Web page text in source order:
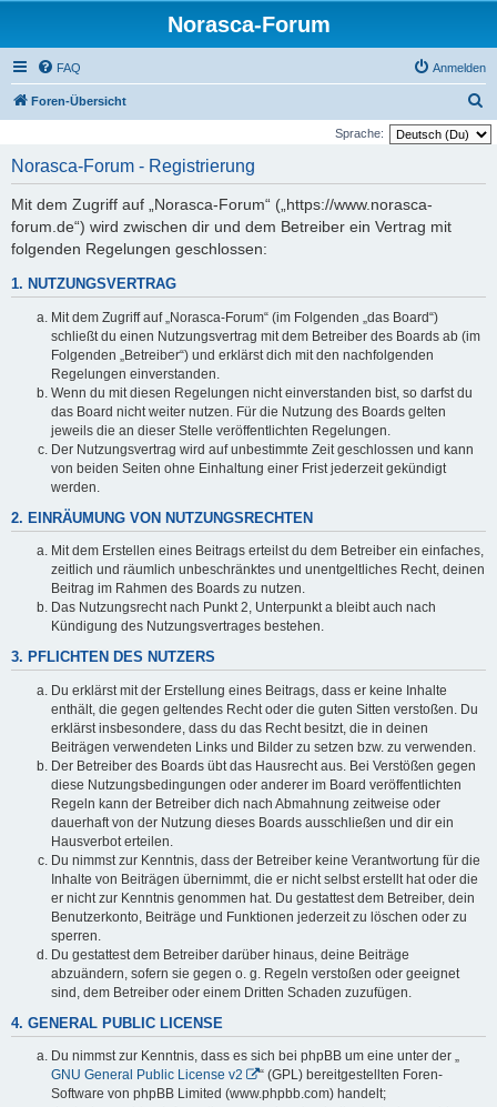
Norasca-Forum
FAQ Anmelden
Foren-Übersicht
u
Sprache:
Norasca-Forum - Registrierung
Mit dem Zugriff auf „Norasca-Forum“ („https://www.norasca-
forum.de“) wird zwischen dir und dem Betreiber ein Vertrag mit
folgenden Regelungen geschlossen:
1. NUTZUNGSVERTRAG
Mit dem Zugriff auf „Norasca-Forum“ (im Folgenden „das Board“)
schließt du einen Nutzungsvertrag mit dem Betreiber des Boards ab (im
Folgenden „Betreiber“) und erklärst dich mit den nachfolgenden
Regelungen einverstanden.
Wenn du mit diesen Regelungen nicht einverstanden bist, so darfst du
das Board nicht weiter nutzen. Für die Nutzung des Boards gelten
jeweils die an dieser Stelle veröffentlichten Regelungen.
Der Nutzungsvertrag wird auf unbestimmte Zeit geschlossen und kann
von beiden Seiten ohne Einhaltung einer Frist jederzeit gekündigt
werden.
2. EINRÄUMUNG VON NUTZUNGSRECHTEN
Mit dem Erstellen eines Beitrags erteilst du dem Betreiber ein einfaches,
zeitlich und räumlich unbeschränktes und unentgeltliches Recht, deinen
Beitrag im Rahmen des Boards zu nutzen.
Das Nutzungsrecht nach Punkt 2, Unterpunkt a bleibt auch nach
Kündigung des Nutzungsvertrages bestehen.
3. PFLICHTEN DES NUTZERS
Du erklärst mit der Erstellung eines Beitrags, dass er keine Inhalte
enthält, die gegen geltendes Recht oder die guten Sitten verstoßen. Du
erklärst insbesondere, dass du das Recht besitzt, die in deinen
Beiträgen verwendeten Links und Bilder zu setzen bzw. zu verwenden.
Der Betreiber des Boards übt das Hausrecht aus. Bei Verstößen gegen
diese Nutzungsbedingungen oder anderer im Board veröffentlichten
Regeln kann der Betreiber dich nach Abmahnung zeitweise oder
dauerhaft von der Nutzung dieses Boards ausschließen und dir ein
Hausverbot erteilen.
Du nimmst zur Kenntnis, dass der Betreiber keine Verantwortung für die
Inhalte von Beiträgen übernimmt, die er nicht selbst erstellt hat oder die
er nicht zur Kenntnis genommen hat. Du gestattest dem Betreiber, dein
Benutzerkonto, Beiträge und Funktionen jederzeit zu löschen oder zu
sperren.
Du gestattest dem Betreiber darüber hinaus, deine Beiträge
abzuändern, sofern sie gegen o. g. Regeln verstoßen oder geeignet
sind, dem Betreiber oder einem Dritten Schaden zuzufügen.
4. GENERAL PUBLIC LICENSE
Du nimmst zur Kenntnis, dass es sich bei phpBB um eine unter der „
GNU General Public License v2
“ (GPL) bereitgestellten Foren-
Software von phpBB Limited (www.phpbb.com) handelt;